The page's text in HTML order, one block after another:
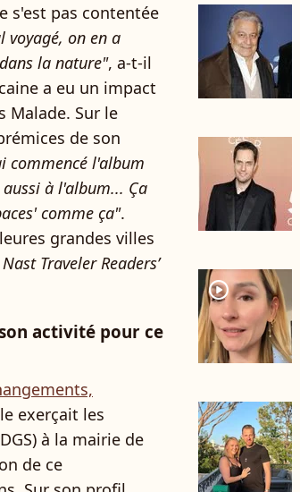
s'est pas contentée
voyagé, on en a
la nature", a-t-il
a eu un impact
Malade. Sur le
de son
commencé l'album
à l'album... Ça
comme ça".
grandes villes
Traveler Readers’
activité pour ce
exerçait les
à la mairie de
de ce
player2